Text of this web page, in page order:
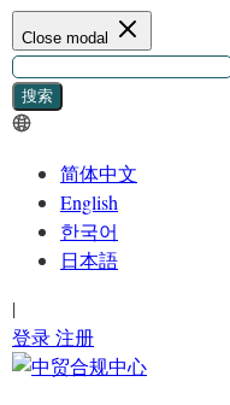
Close modal
简体中文
English
한국어
日本語
|
登录注册